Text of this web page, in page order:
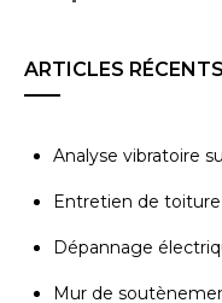
ARTICLES RÉCENTS
Analyse vibratoire
Entretien de
Dépannage
Mur de